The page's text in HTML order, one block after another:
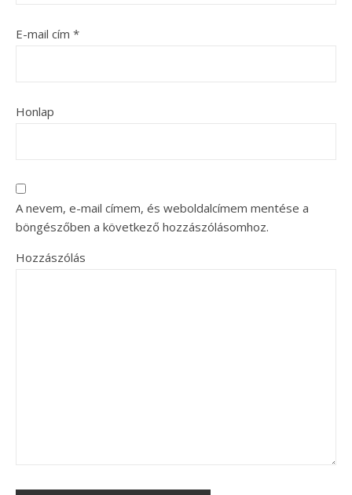
E-mail cím *
Honlap
A nevem, e-mail címem, és weboldalcímem mentése a
böngészőben a következő hozzászólásomhoz.
Hozzászólás